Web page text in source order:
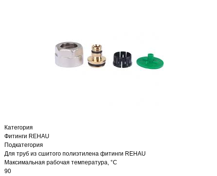
Категория
Фитинги REHAU
Подкатегория
Для труб из сшитого полиэтилена фитинги REHAU
Максимальная рабочая температура, °С
90